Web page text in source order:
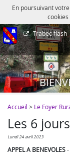
En poursuivant
Trabec flash
Accueil > Le Foyer
Les 6
lundi 24 avril 2023
APPEL A BENEVOLES-